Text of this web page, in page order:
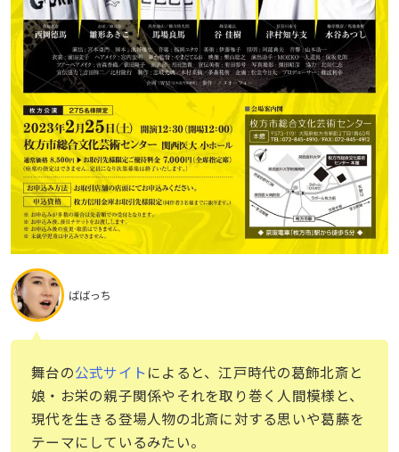
ばばっち
舞台の公式サイト によると、江戸時代の葛飾北斎と
娘・お栄の親子関係やそれを取り巻く人間模様と、
現代を生きる登場人物の北斎に対する思いや葛藤を
テーマにしているみたい。